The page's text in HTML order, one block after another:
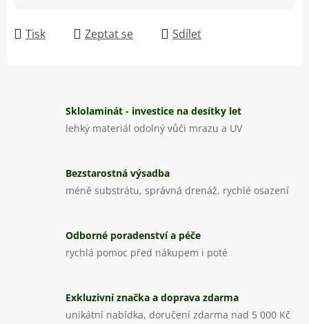
Tisk
Zeptat se Sdílet
Sklolaminát - investice na desítky let
lehký materiál odolný vůči mrazu a UV
Bezstarostná výsadba
méně substrátu, správná drenáž, rychlé osazení
Odborné poradenství a péče
rychlá pomoc před nákupem i poté
Exkluzivní značka a doprava zdarma
unikátní nabídka, doručení zdarma nad 5 000 Kč